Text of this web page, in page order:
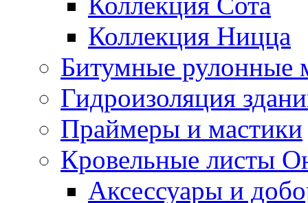
Коллекция Ницца
Битумные рулонные
Гидроизоляция
Праймеры и мастики
Кровельные листы
Аксессуары и